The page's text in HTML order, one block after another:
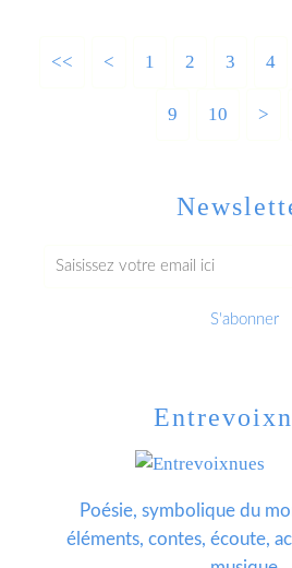
<< < 1 2 3 4
9 10 >
Poésie, symbolique du
éléments, contes, écoute,